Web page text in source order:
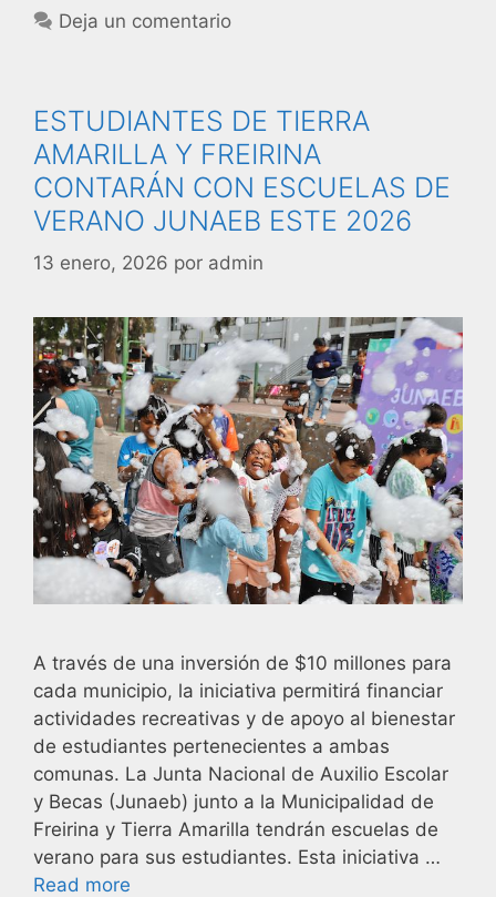
Deja un comentario
ESTUDIANTES DE TIERRA
AMARILLA Y FREIRINA
CONTARÁN CON ESCUELAS DE
VERANO JUNAEB ESTE 2026
13 enero, 2026 por admin
A través de una inversión de $10 millones para
cada municipio, la iniciativa permitirá financiar
actividades recreativas y de apoyo al bienestar
de estudiantes pertenecientes a ambas
comunas. La Junta Nacional de Auxilio Escolar
y Becas (Junaeb) junto a la Municipalidad de
Freirina y Tierra Amarilla tendrán escuelas de
verano para sus estudiantes. Esta iniciativa …
Read more